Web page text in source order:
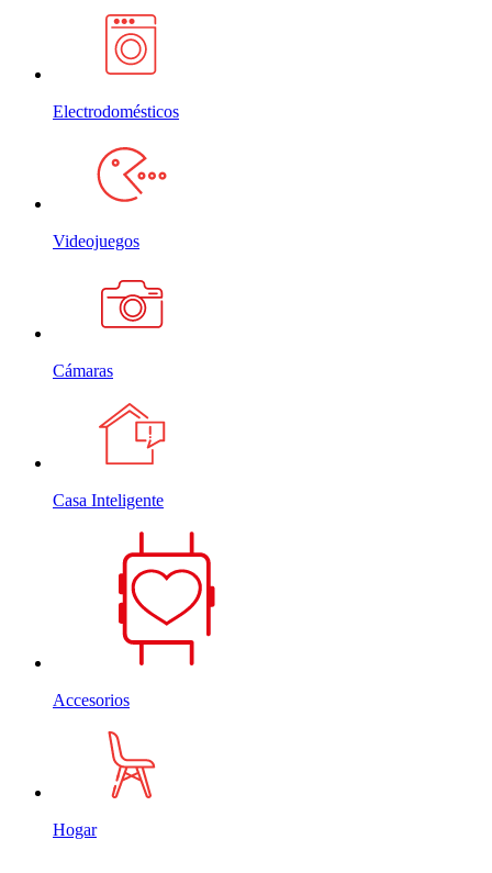
Electrodomésticos
Videojuegos
Cámaras
Casa Inteligente
Accesorios
Hogar